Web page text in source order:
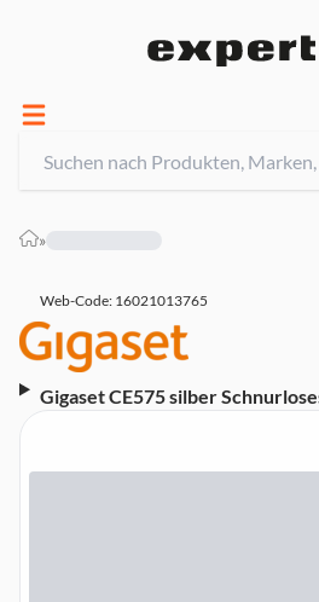
»
Web-Code: 16021013765
Gigaset CE575 silber